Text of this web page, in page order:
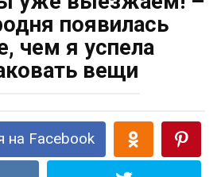
появилась
чем я успела
вещи
на Facebook